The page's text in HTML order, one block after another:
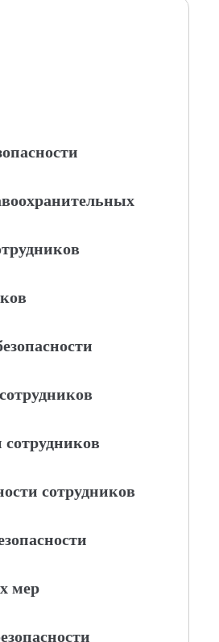
сотрудников
мер